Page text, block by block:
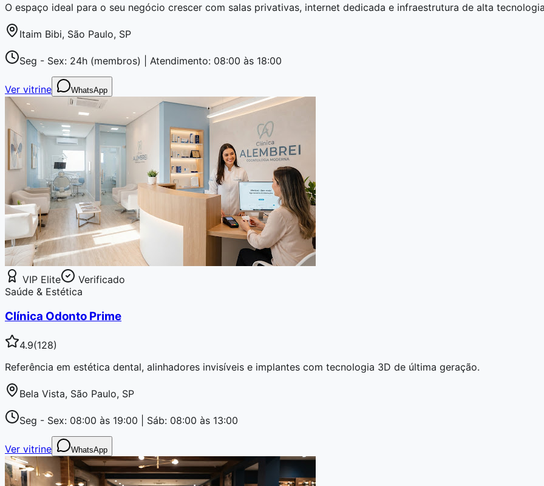
O espaço ideal para o seu negócio crescer com salas privativas, internet dedicada e infraestrutura de alta
Itaim Bibi, São Paulo, SP
Seg - Sex: 24h (membros) | Atendimento: 08:00 às 18:00
Ver vitrine WhatsApp
VIP Elite
Verificado
Saúde & Estética
Clínica Odonto Prime
4.9(128)
Referência em estética dental, alinhadores invisíveis e implantes com tecnologia 3D de última geração.
Bela Vista, São Paulo, SP
Seg - Sex: 08:00 às 19:00 | Sáb: 08:00 às 13:00
Ver vitrine WhatsApp